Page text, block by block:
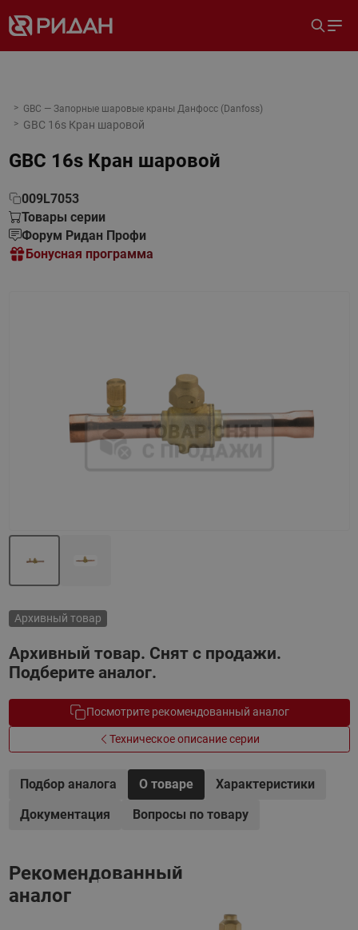
GBC — Запорные шаровые краны Данфосс (Danfoss)
GBC 16s Кран шаровой
GBC 16s Кран шаровой
009L7053
Товары серии
Форум Ридан Профи
Бонусная программа
Архивный товар
Архивный товар. Снят с продажи.
Подберите аналог.
Посмотрите рекомендованный аналог
Техническое описание серии
Назад
Подбор аналога О товаре
Характеристики
Документация
Вопросы по товару
Рекомендованный
аналог